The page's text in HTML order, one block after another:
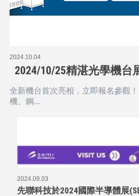
2024.10.04
2024/10/25精湛光學機台
全新機台首次亮相，立即報名參觀
機、鋼...
2024.09.03
先聯科技於2024國際半導體展